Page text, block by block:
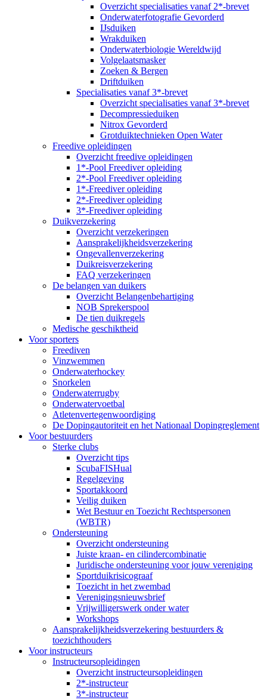
Overzicht specialisaties vanaf 2*-brevet
Onderwaterfotografie Gevorderd
IJsduiken
Wrakduiken
Onderwaterbiologie Wereldwijd
Volgelaatsmasker
Zoeken & Bergen
Driftduiken
Specialisaties vanaf 3*-brevet
Overzicht specialisaties vanaf 3*-brevet
Decompressieduiken
Nitrox Gevorderd
Grotduiktechnieken Open Water
Freedive opleidingen
Overzicht freedive opleidingen
1*-Pool Freediver opleiding
2*-Pool Freediver opleiding
1*-Freediver opleiding
2*-Freediver opleiding
3*-Freediver opleiding
Duikverzekering
Overzicht verzekeringen
Aansprakelijkheidsverzekering
Ongevallenverzekering
Duikreisverzekering
FAQ verzekeringen
De belangen van duikers
Overzicht Belangenbehartiging
NOB Sprekerspool
De tien duikregels
Medische geschiktheid
Voor sporters
Freediven
Vinzwemmen
Onderwaterhockey
Snorkelen
Onderwaterrugby
Onderwatervoetbal
Atletenvertegenwoordiging
De Dopingautoriteit en het Nationaal Dopingreglement
Voor bestuurders
Sterke clubs
Overzicht tips
ScubaFISHual
Regelgeving
Sportakkoord
Veilig duiken
Wet Bestuur en Toezicht Rechtspersonen
(WBTR)
Ondersteuning
Overzicht ondersteuning
Juiste kraan- en cilindercombinatie
Juridische ondersteuning voor jouw vereniging
Sportduikrisicograaf
Toezicht in het zwembad
Verenigingsnieuwsbrief
Vrijwilligerswerk onder water
Workshops
Aansprakelijkheidsverzekering bestuurders &
toezichthouders
Voor instructeurs
Instructeursopleidingen
Overzicht instructeursopleidingen
2*-instructeur
3*-instructeur